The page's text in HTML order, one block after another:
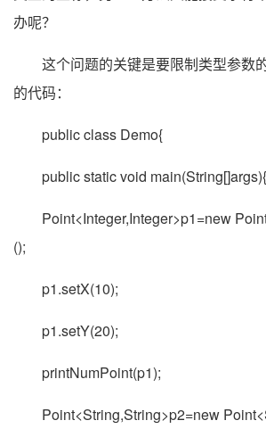
办呢？
这个问题的关键是要限制类型参数
的代码：
public class Demo{
public static void main(String[]args){
Point<Integer,Integer>p1=new
();
p1.setX(10);
p1.setY(20);
printNumPoint(p1);
Point<String,String>p2=new